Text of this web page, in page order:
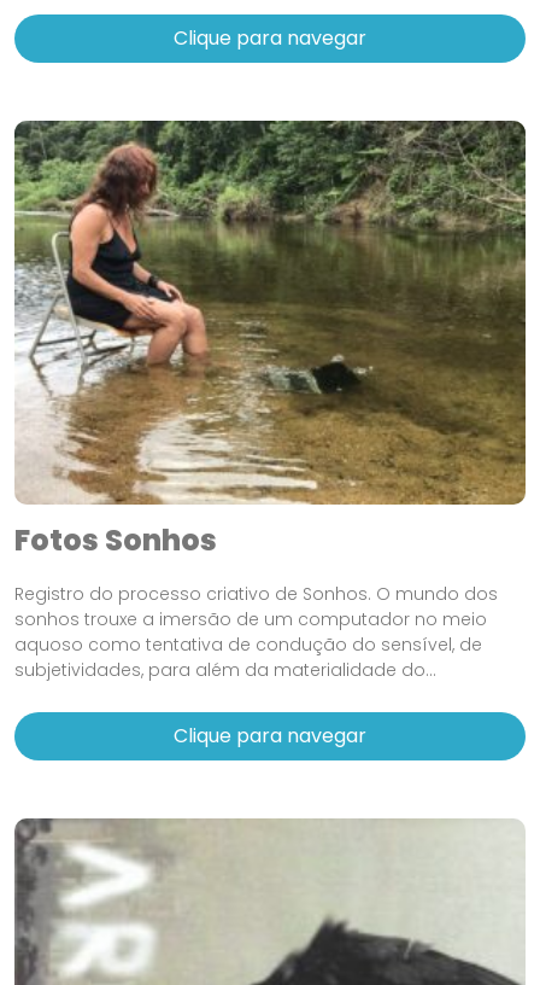
Clique para navegar
Fotos Sonhos
Registro do processo criativo de Sonhos. O mundo dos
sonhos trouxe a imersão de um computador no meio
aquoso como tentativa de condução do sensível, de
subjetividades, para além da materialidade do...
Clique para navegar